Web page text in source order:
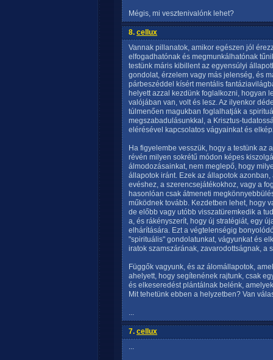
Mégis, mi vesztenivalónk lehet?
8. cellux
Vannak pillanatok, amikor egészen jól
elfogadhatónak és megmunkálhatónak
testünk máris kibillent az egyensúlyi
gondolat, érzelem vagy más jelenség, és
párbeszéddel kísért mentális
helyett azzal kezdünk foglalkozni, hogyan
valójában van, volt és lesz. Az ilyenkor
túlmenően magukban foglalhatják a
megszabadulásunkkal, a Krisztus-
elérésével kapcsolatos vágyainkat és
Ha figyelembe vesszük, hogy a testünk az
révén milyen sokrétű módon képes
álmodozásainkat, nem meglepő, hogy
állapotok iránt. Ezek az állapotok
evéshez, a szerencsejátékokhoz, vagy a
hasonlóan csak átmeneti
működnek tovább. Kezdetben lehet, hogy
de előbb vagy utóbb visszatüremkedik a
a, és rákényszerít, hogy új stratégiát, egy
elhárítására. Ezt a végtelenségig
"spirituális" gondolatunkat, vágyunkat és
iratok szamszárának, zavarodottságnak, a
Függők vagyunk, és az álomállapotok,
ahelyett, hogy segítenének rajtunk, csak
és elkeseredést plántálnak belénk,
Mit tehetünk ebben a helyzetben? Van
...
7. cellux
...